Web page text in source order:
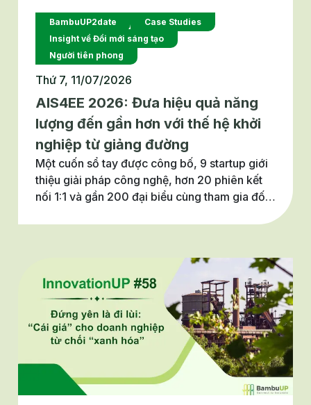
BambuUP2date
Case Studies
Insight về Đổi mới sáng tạo
Người tiên phong
Thứ 7, 11/07/2026
AIS4EE 2026: Đưa hiệu quả năng
lượng đến gần hơn với thế hệ khởi
nghiệp từ giảng đường
Một cuốn sổ tay được công bố, 9 startup giới
thiệu giải pháp công nghệ, hơn 20 phiên kết
nối 1:1 và gần 200 đại biểu cùng tham gia đối
trong lĩnh vực hiệu quả năng lượng (AIS4EE).